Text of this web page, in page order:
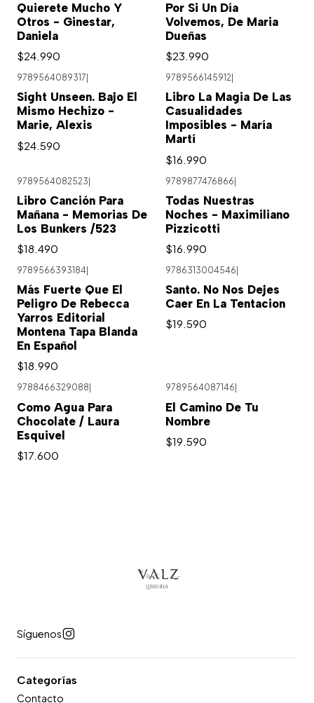
Quierete Mucho Y
Otros - Ginestar,
Daniela
$24.990
Por Si Un Día
Volvemos, De Maria
Dueñas
$23.990
9789564089317
Sight Unseen. Bajo El
Mismo Hechizo -
Marie, Alexis
$24.590
9789566145912
Libro La Magia De Las
Casualidades
Imposibles - María
Martí
$16.990
9789564082523|
Libro Canción Para
Mañana - Memorias De
Los Bunkers /523
$18.490
9789877476866|
Todas Nuestras
Noches - Maximiliano
Pizzicotti
$16.990
9789566393184
Más Fuerte Que El
Peligro De Rebecca
Yarros Editorial
Montena Tapa Blanda
En Español
$18.990
9786313004546
Santo. No Nos Dejes
Caer En La Tentacion
$19.590
9788466329088
Como Agua Para
Chocolate / Laura
Esquivel
$17.600
9789564087146
El Camino De Tu
Nombre
$19.590
Síguenos
Categorías
Contacto